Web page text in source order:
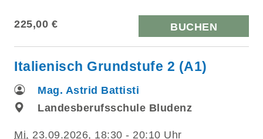
225,00 € BUCHEN
Italienisch Grundstufe 2 (A1)
Mag. Astrid Battisti
Landesberufsschule Bludenz
Mi. 23.09.2026, 18:30 - 20:10 Uhr